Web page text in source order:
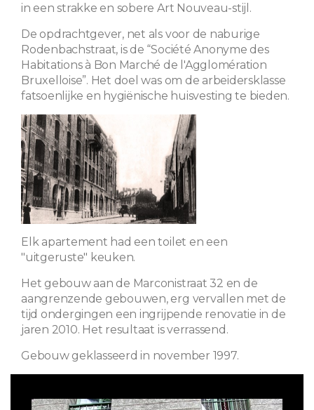
in een strakke en sobere Art Nouveau-stijl.
De opdrachtgever, net als voor de naburige
Rodenbachstraat, is de “Société Anonyme des
Habitations à Bon Marché de l'Agglomération
Bruxelloise”. Het doel was om de arbeidersklasse
fatsoenlijke en hygiënische huisvesting te bieden.
Elk apartement had een toilet en een
"uitgeruste" keuken.
Het gebouw aan de Marconistraat 32 en de
aangrenzende gebouwen, erg vervallen met de
tijd ondergingen een ingrijpende renovatie in de
jaren 2010. Het resultaat is verrassend.
Gebouw geklasseerd in november 1997.